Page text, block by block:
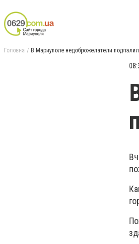
Головна В Мариуполе недоброжелатели